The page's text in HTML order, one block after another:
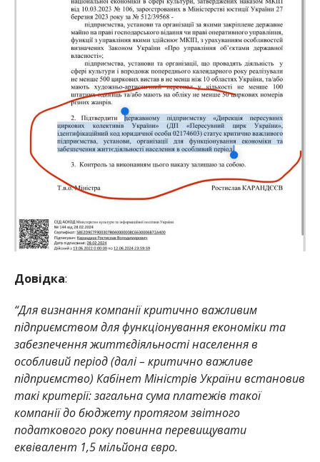
Довідка:
“Для визнання компанії критично важливим
підприємством для функціонування економіки та
забезпечення життєдіяльності населення в
особливий період (далі – критично важливе
підприємство) Кабінет Міністрів України встановив
такі критерії:загальна сума платежів такої
компанії до бюджету протягом звітного
податкового року повинна перевищувати
еквівалент 1,5 мільйона євро.